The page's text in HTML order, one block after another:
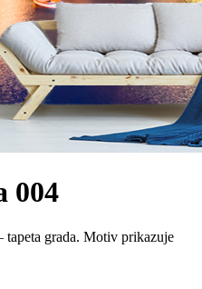
004
grada. Motiv prikazuje